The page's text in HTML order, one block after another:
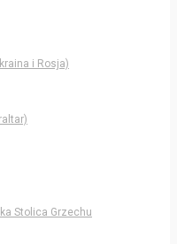
i Rosja)
Stolica Grzechu